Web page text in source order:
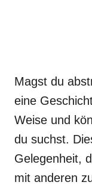
Magst du
eine
Weise und
du suchst.
Gelegenheit,
mit anderen